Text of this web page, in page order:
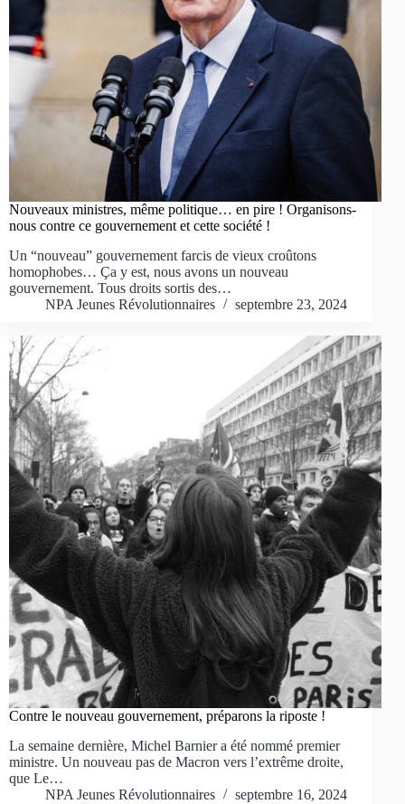
Nouveaux ministres, même politique… en pire ! Organisons-
nous contre ce gouvernement et cette société !
Un “nouveau” gouvernement farcis de vieux croûtons
homophobes… Ça y est, nous avons un nouveau
gouvernement. Tous droits sortis des…
NPA Jeunes Révolutionnaires
septembre 23, 2024
Contre le nouveau gouvernement, préparons la riposte !
La semaine dernière, Michel Barnier a été nommé premier
ministre. Un nouveau pas de Macron vers l’extrême droite,
que Le…
NPA Jeunes Révolutionnaires
septembre 16, 2024